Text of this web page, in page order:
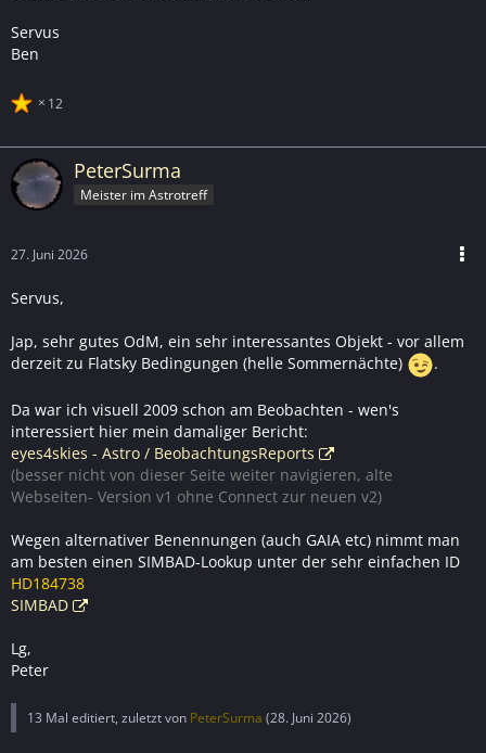
Servus
Ben
12
PeterSurma
Meister im Astrotreff
27. Juni 2026
Servus,
Jap, sehr gutes OdM, ein sehr interessantes Objekt - vor allem
derzeit zu Flatsky Bedingungen (helle Sommernächte)
.
Da war ich visuell 2009 schon am Beobachten - wen's
interessiert hier mein damaliger Bericht:
eyes4skies - Astro / BeobachtungsReports
(besser nicht von dieser Seite weiter navigieren, alte
Webseiten- Version v1 ohne Connect zur neuen v2)
Wegen alternativer Benennungen (auch GAIA etc) nimmt man
am besten einen SIMBAD-Lookup unter der sehr einfachen ID
HD184738
SIMBAD
Lg,
Peter
13 Mal editiert, zuletzt von PeterSurma (28. Juni 2026)